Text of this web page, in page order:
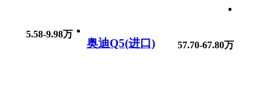
5.58-9.98万
奥迪Q5(进口) 57.70-67.80万